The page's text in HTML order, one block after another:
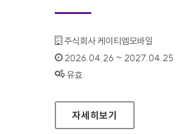
기관명 :
주식회사 케이티엠모바일
인증기간 :
2026.04.26 ~ 2027.04.25
상태 :
유효
KT M MOBILE 다이렉트몰
자세히보기